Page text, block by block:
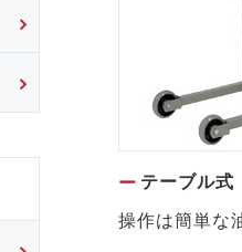
テーブル式
操作は簡単な